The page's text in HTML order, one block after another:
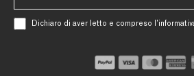
Dichiaro di aver letto e compreso